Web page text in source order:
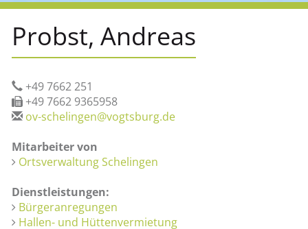
Probst, Andreas
+49 7662 251
+49 7662 9365958
ov-schelingen@vogtsburg.de
Mitarbeiter von
Ortsverwaltung Schelingen
Dienstleistungen:
Bürgeranregungen
Hallen- und Hüttenvermietung